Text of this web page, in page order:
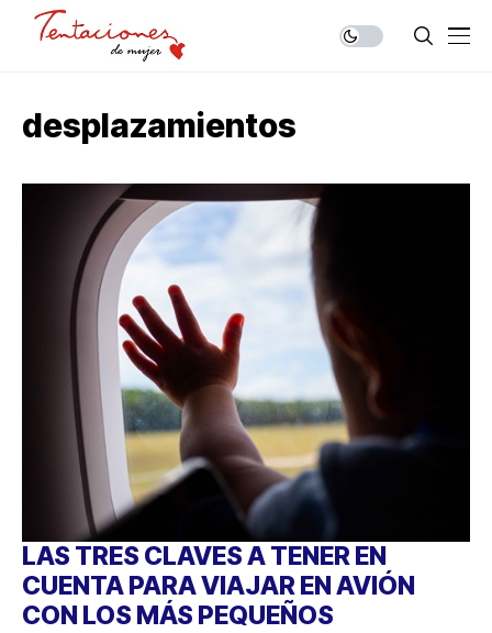
desplazamientos
LAS TRES CLAVES A TENER EN
CUENTA PARA VIAJAR EN AVIÓN
CON LOS MÁS PEQUEÑOS